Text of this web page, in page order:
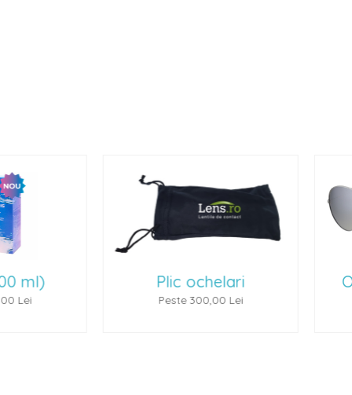
ochelari
300,00 Lei
Ochelari de soare 1
Peste 500,00 Lei